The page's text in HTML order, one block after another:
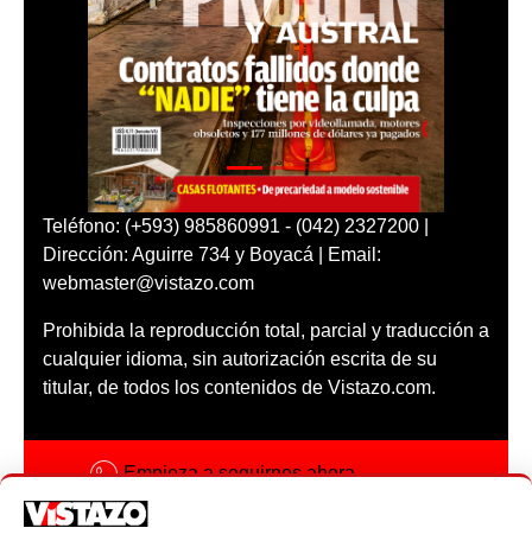
Teléfono: (+593) 985860991 - (042) 2327200 |
Dirección: Aguirre 734 y Boyacá | Email:
webmaster@vistazo.com
Prohibida la reproducción total, parcial y traducción a
cualquier idioma, sin autorización escrita de su
titular, de todos los contenidos de Vistazo.com.
Empieza a seguirnos ahora